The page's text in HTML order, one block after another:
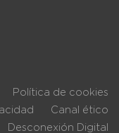
Política de cookies
Canal ético
Desconexión Digital